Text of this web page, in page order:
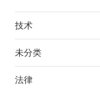
技术
未分类
法律